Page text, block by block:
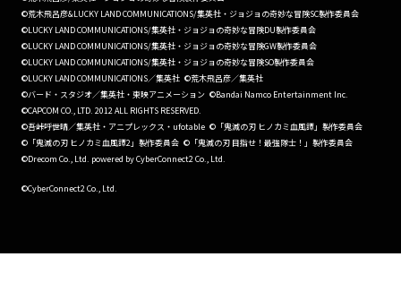
©荒木飛呂彦&LUCKY LAND COMMUNICATIONS/集英社・ジョジョの奇妙な冒険SC製作委員会
©LUCKY LAND COMMUNICATIONS/集英社・ジョジョの奇妙な冒険DU製作委員会
©LUCKY LAND COMMUNICATIONS/集英社・ジョジョの奇妙な冒険GW製作委員会
©LUCKY LAND COMMUNICATIONS/集英社・ジョジョの奇妙な冒険SO製作委員会
©LUCKY LAND COMMUNICATIONS／集英社 ©荒木飛呂彦／集英社
©バード・スタジオ／集英社・東映アニメーション ©Bandai Namco Entertainment Inc.
©CAPCOM CO., LTD. 2012 ALL RIGHTS RESERVED.
©吾峠呼世晴／集英社・アニプレックス・ufotable ©「鬼滅の刃 ヒノカミ血風譚」製作委員会
©「鬼滅の刃 ヒノカミ血風譚2」製作委員会 ©「鬼滅の刃 目指せ！最強隊士！」製作委員会
©Drecom Co., Ltd. powered by CyberConnect2 Co., Ltd.
©CyberConnect2 Co., Ltd.